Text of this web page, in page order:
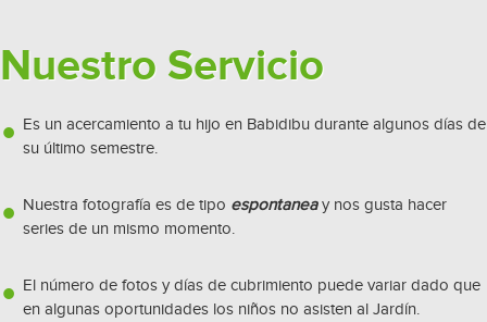
Nuestro Servicio
Es un acercamiento a tu hijo en Babidibu durante algunos días de
su último semestre.
Nuestra fotografía es de tipo espontaneay nos gusta hacer
series de un mismo momento.
El número de fotos y días de cubrimiento puede variar dado que
en algunas oportunidades los niños no asisten al Jardín.